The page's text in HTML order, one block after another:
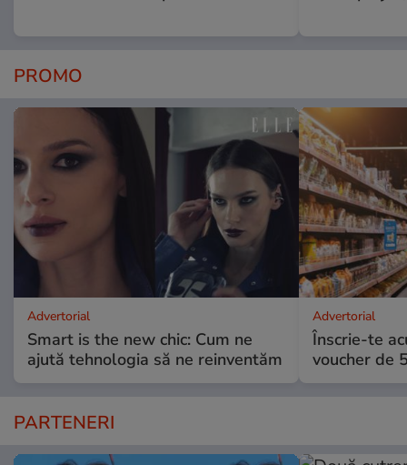
PROMO
Advertorial
Smart is the new chic: Cum ne
ajută tehnologia să ne reinventăm
Advertorial
Înscrie-te
voucher de
PARTENERI